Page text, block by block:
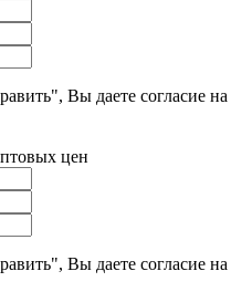
Вы даете согласие на
цен
Вы даете согласие на